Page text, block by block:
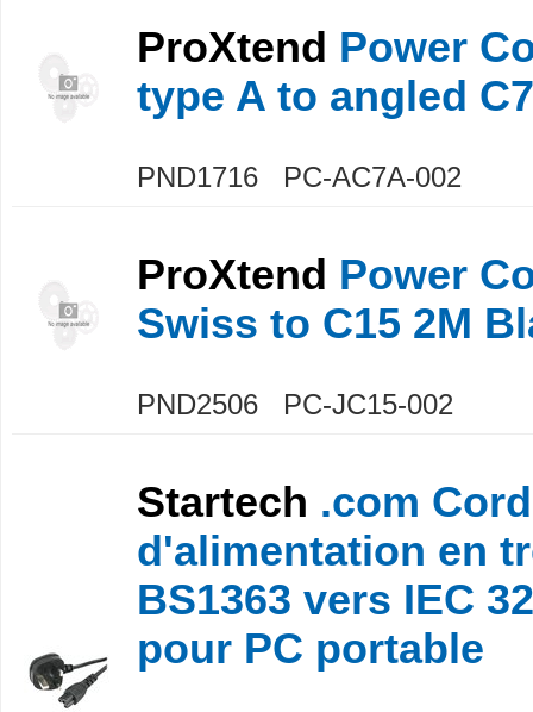
ProXtend Power
type A to angled
PND1716 PC-AC7A-002
ProXtend Power
Swiss to C15 2M
PND2506 PC-JC15-002
Startech .com
d'alimentation en
BS1363 vers IEC
pour PC portable